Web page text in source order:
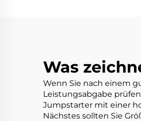
Was
Wenn Sie nach einem
Leistungsabgabe
Jumpstarter mit einer
Nächstes sollten Sie